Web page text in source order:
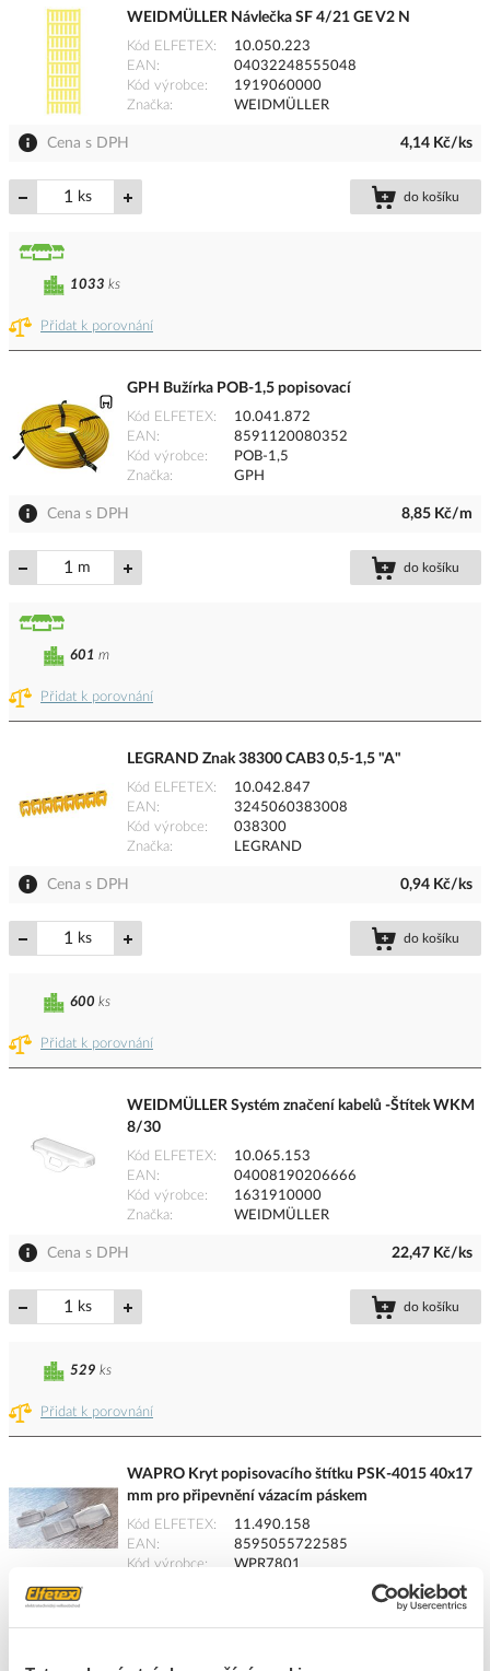
WEIDMÜLLER Návlečka SF 4/21 GE V2 N
Kód ELFETEX
10.050.223
EAN
04032248555048
Kód výrobce
1919060000
Značka
WEIDMÜLLER
Cena s DPH 4,14 Kč/ks
ks do košíku
Přidat k porovnání
1033 ks
GPH Bužírka POB-1,5 popisovací
Kód ELFETEX
10.041.872
EAN
8591120080352
Kód výrobce
POB-1,5
Značka
GPH
Cena s DPH 8,85 Kč/m
m do košíku
Přidat k porovnání
601 m
LEGRAND Znak 38300 CAB3 0,5-1,5 "A"
Kód ELFETEX
10.042.847
EAN
3245060383008
Kód výrobce
038300
Značka
LEGRAND
Cena s DPH 0,94 Kč/ks
ks do košíku
Přidat k porovnání
600 ks
WEIDMÜLLER Systém značení kabelů -Štítek WKM
8/30
Kód ELFETEX
10.065.153
EAN
04008190206666
Kód výrobce
1631910000
Značka
WEIDMÜLLER
Cena s DPH 22,47 Kč/ks
ks do košíku
Přidat k porovnání
529 ks
WAPRO Kryt popisovacího štítku PSK-4015 40x17
mm pro připevnění vázacím páskem
Kód ELFETEX
11.490.158
EAN
8595055722585
Kód výrobce
WPR7801